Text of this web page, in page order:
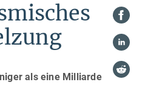
als eine Milliarde